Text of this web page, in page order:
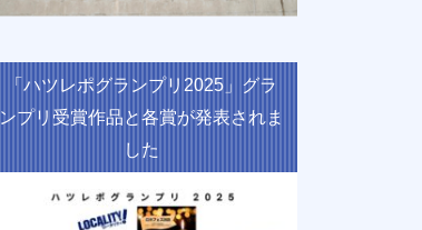
「ハツレポグランプリ2025」グラ
ンプリ受賞作品と各賞が発表されま
した